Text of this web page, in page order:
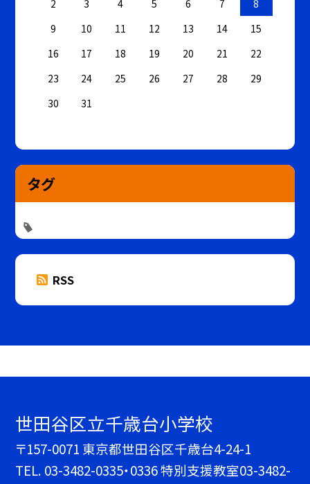
2
3 4 5 6 7
8
9
10 11 12 13 14
15
16
17 18 19 20 21
22
23
24 25 26 27 28
29
30
31
タグ
RSS
世田谷区立千歳台小学校
〒157-0071 東京都世田谷区千歳台4-24-1
TEL. 03-3482-0335・0336 特別支援教室03-3482-